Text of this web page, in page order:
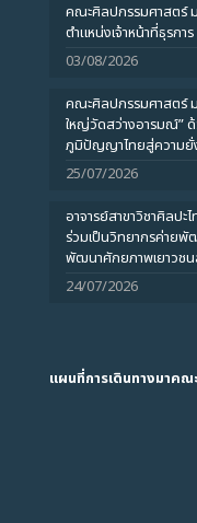
คณะศิลปกรรมศาสตร์
ตำแหน่งเจ้าหน้าที่ธุรกา
03/08/2026
คณะศิลปกรรมศาสตร์
ใหญ่วัดสว่างอารมณ์”
ภูมิปัญญาไทยสู่ความยั่
25/07/2026
อาจารย์สาขาวิชาศิลป
ร่วมเป็นวิทยากรค่ายพั
พัฒนาศักยภาพเยาวชน
24/07/2026
แผนที่การเดินทางมาคณ